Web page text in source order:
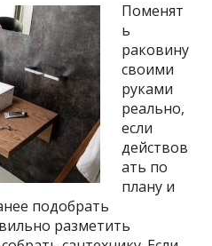
Поменят
ь
раковину
своими
руками
реально,
если
действов
ать по
плану и
подобрать
разметить